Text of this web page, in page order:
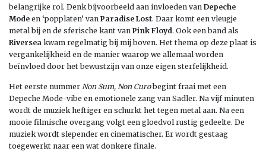
belangrijke rol. Denk bijvoorbeeld aan invloeden van Depeche
Mode en ‘popplaten’ van Paradise Lost. Daar komt een vleugje
metal bij en de sferische kant van Pink Floyd . Ook een band als
Riversea kwam regelmatig bij mij boven. Het thema op deze plaat is
vergankelijkheid en de manier waarop we allemaal worden
beïnvloed door het bewustzijn van onze eigen sterfelijkheid.
Het eerste nummer Non Sum, Non Curobegint fraai met een
Depeche Mode-vibe en emotionele zang van Sadler. Na vijf minuten
wordt de muziek heftiger en schurkt het tegen metal aan. Na een
mooie filmische overgang volgt een gloedvol rustig gedeelte. De
muziek wordt slepender en cinematischer. Er wordt gestaag
toegewerkt naar een wat donkere finale.